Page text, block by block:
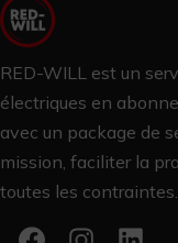
RED-WILL est un
électriques en
avec un package de
mission, faciliter la
toutes les contraintes.